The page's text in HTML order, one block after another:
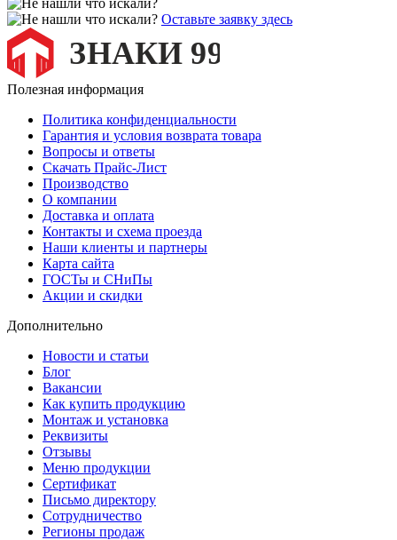
Оставьте заявку здесь
Полезная информация
Политика конфиденциальности
Гарантия и условия возврата товара
Вопросы и ответы
Скачать Прайс-Лист
Производство
О компании
Доставка и оплата
Контакты и схема проезда
Наши клиенты и партнеры
Карта сайта
ГОСТы и СНиПы
Акции и скидки
Дополнительно
Новости и статьи
Блог
Вакансии
Как купить продукцию
Монтаж и установка
Реквизиты
Отзывы
Меню продукции
Сертификат
Письмо директору
Сотрудничество
Регионы продаж